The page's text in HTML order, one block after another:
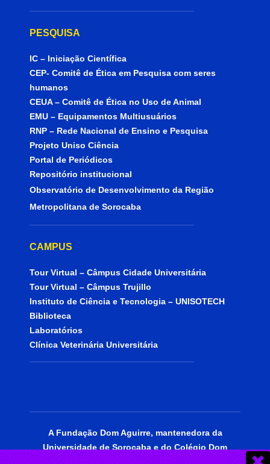
PESQUISA
IC – Iniciação Científica
CEP- Comitê de Ética em Pesquisa com seres
humanos
CEUA – Comitê de Ética no Uso de Animal
EMU – Equipamentos Multiusuários
RNP – Rede Nacional de Ensino e Pesquisa
Projeto Uniso Ciência
Portal de Periódicos
Repositório institucional
Observatório de Desenvolvimento da Região
Metropolitana de Sorocaba
CAMPUS
Tour Virtual – Câmpus Cidade Universitária
Tour Virtual – Câmpus Trujillo
Instituto de Ciência e Tecnologia – UNISOTECH
Biblioteca
Laboratórios
Clínica Veterinária Universitária
A Fundação Dom Aguirre, mantenedora da
Universidade de Sorocaba e do Colégio Dom